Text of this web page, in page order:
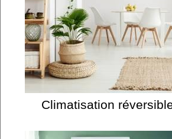
Climatisation